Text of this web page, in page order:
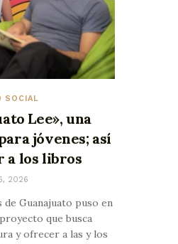
SOCIAL
Lee», una
jóvenes; así
a los libros
2026
Guanajuato puso en
que busca
y ofrecer a las y los